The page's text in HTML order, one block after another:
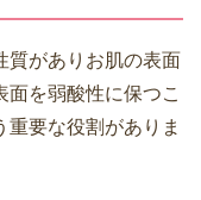
質がありお肌の表面
を弱酸性に保つこ
重要な役割がありま